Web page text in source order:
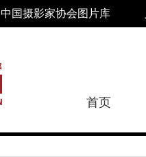
中国摄影家协会图片库
首页